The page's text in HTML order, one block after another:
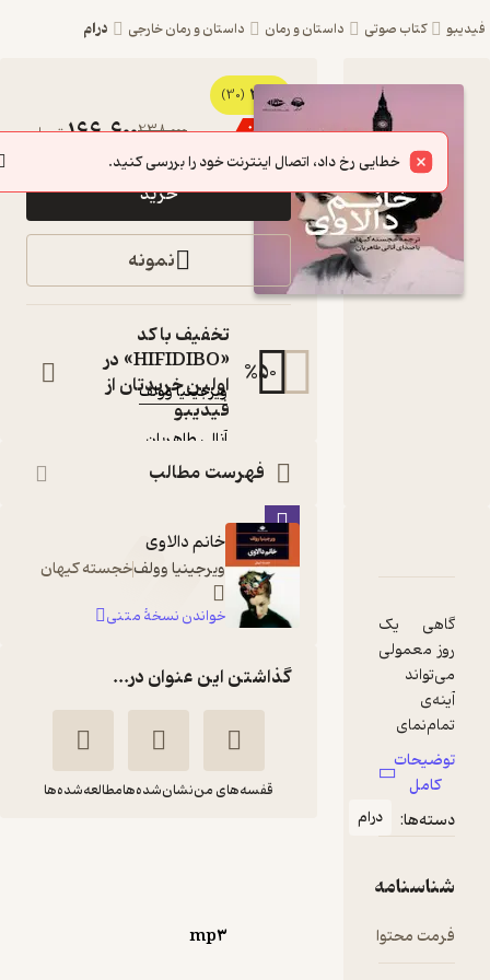
کتاب صوتی داستان و رمان داستان و رمان خارجی درام
کتاب
صوتی
خانم
دالاوی اثر
ویرجینیا
وولف
کتاب
صوتی
نویسنده:
ویرجینیا وولف
گوینده:
آنالی طاهریان
ناشر
آوانامه
گاهی یک
روز معمولی
می‌تواند
آینه‌ی
تمام‌نمای
زندگی و
ذهن انسان
باشد. اگر به
دسته‌بندی
کلاسیک
علاقه‌مندید
توضیحات
کامل
دسته‌ها:
درام
شناسنامه
فرمت محتوا mp۳
3
٪30
238,000
166,600تومان
خرید
نمونه
%
تخفیف با کد
«HIFIDIBO» در
اولین خریدتان از
فیدیبو
فهرست مطالب
خانم دالاوی
ویرجینیا وولفخجسته کیهان
خواندن نسخۀ متنی
گذاشتن این عنوان در...
قفسه‌های مننشان‌شده‌هامطالعه‌شده‌ها
آوانامه
خطایی رخ داد، اتصال اینترنت خود را بررسی کنید.